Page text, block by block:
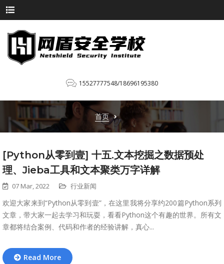
15527777548/18696195380
首页
[Python从零到壹] 十五.文本挖掘之数据预处
理、Jieba工具和文本聚类万字详解
07 Mar, 2022 行业新闻
欢迎大家来到“Python从零到壹”，在这里我将分享约200篇Python系列
文章，带大家一起去学习和玩耍，看看Python这个有趣的世界。所有文
章都将结合案例、代码和作者的经验讲解，真心...
Read More